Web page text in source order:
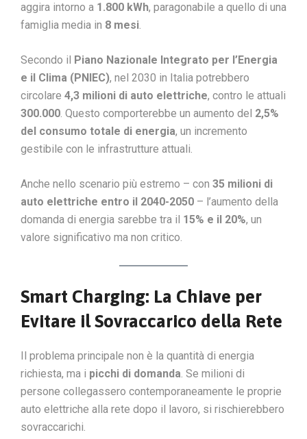
aggira intorno a 1.800 kWh, paragonabile a quello di una
famiglia media in 8 mesi.
Secondo il
Piano Nazionale Integrato per l’Energia
e il Clima (PNIEC), nel 2030 in Italia potrebbero
circolare 4,3 milioni di auto elettriche, contro le attuali
300.000. Questo comporterebbe un aumento del 2,5%
del consumo totale di energia, un incremento
gestibile con le infrastrutture attuali.
Anche nello scenario più estremo – con 35 milioni di
auto elettriche entro il 2040-2050 – l’aumento della
domanda di energia sarebbe tra il 15% e il 20%, un
valore significativo ma non critico.
Smart Charging: La Chiave per
Evitare il Sovraccarico della Rete
Il problema principale non è la quantità di energia
richiesta, ma i picchi di domanda. Se milioni di
persone collegassero contemporaneamente le proprie
auto elettriche alla rete dopo il lavoro, si rischierebbero
sovraccarichi.